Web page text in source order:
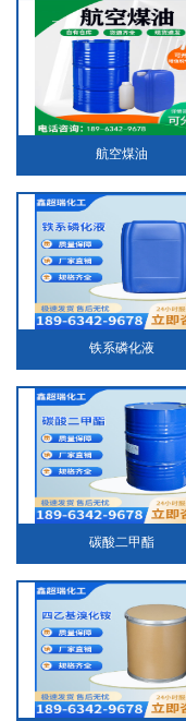
航空煤油
铁系磷化液
碳酸二甲酯